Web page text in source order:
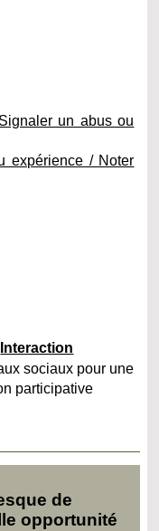
un abus ou
expérience / Noter
Interaction
sociaux pour une
participative
de
opportunité